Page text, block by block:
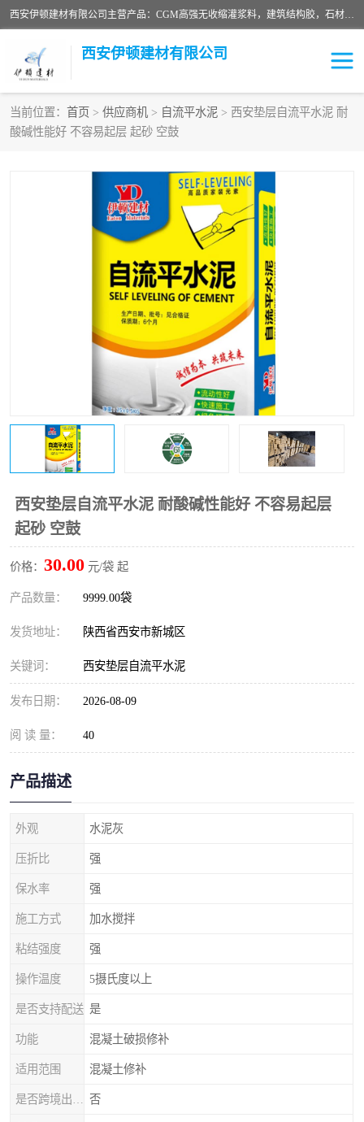
西安伊顿建材有限公司主营产品：CGM高强无收缩灌浆料，建筑结构胶，石材粘合剂，柔性防水材料，环氧修补砂浆等在各个行业得到了客户认可。
西安伊顿建材有限公司
当前位置： 首页 > 供应商机 > 自流平水泥 > 西安垫层自流平水泥 耐
酸碱性能好 不容易起层 起砂 空鼓
西安垫层自流平水泥 耐酸碱性能好 不容易起层
起砂 空鼓
价格： 30.00 元/袋 起
产品数量： 9999.00袋
发货地址： 陕西省西安市新城区
关键词： 西安垫层自流平水泥
发布日期： 2026-08-09
阅 读 量： 40
产品描述
外观 水泥灰
压折比 强
保水率 强
施工方式 加水搅拌
粘结强度 强
操作温度 5摄氏度以上
是否支持配送 是
功能 混凝土破损修补
适用范围 混凝土修补
否
灌浆料
修补砂浆
水泥路面修补材料
沥青冷补料
速凝剂
金刚砂
桥梁伸缩缝快速修补料 防静电不发火砂浆
加固砂浆
膨胀剂 混凝土防碳化涂料
融雪剂